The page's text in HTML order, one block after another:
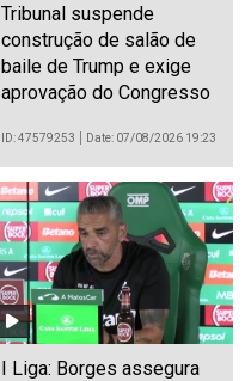
Tribunal suspende
construção de salão de
baile de Trump e exige
aprovação do Congresso
ID: 47579253 Date: 07/08/2026 19:23
I Liga: Borges assegura